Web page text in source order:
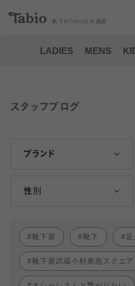
靴下の Tabio 公式通販
LADIES MENS
スタッフブログ
ブランド
性別
靴下屋 靴下
靴下屋武蔵小杉東急スクエア